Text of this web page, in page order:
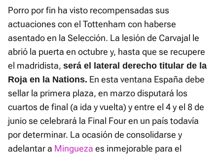
Porro por fin ha visto recompensadas sus
actuaciones con el Tottenham con haberse
asentado en la Selección. La lesión de Carvajal le
abrió la puerta en octubre y, hasta que se recupere
el madridista, será el lateral derecho titular de la
Roja en la Nations. En esta ventana España debe
sellar la primera plaza, en marzo disputará los
cuartos de final (a ida y vuelta) y entre el 4 y el 8 de
junio se celebrará la Final Four en un país todavía
por determinar. La ocasión de consolidarse y
adelantar a Mingueza es inmejorable para el